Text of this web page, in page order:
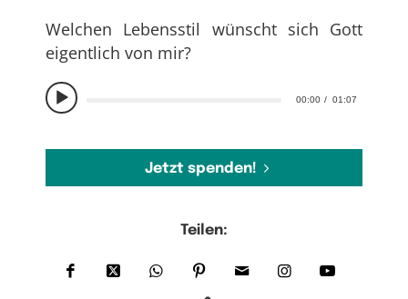
00:00 01:07
Welchen Lebensstil wünscht sich Gott
eigentlich von mir?
Jetzt spenden!
Teilen: